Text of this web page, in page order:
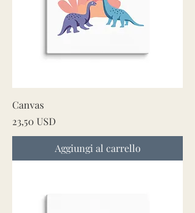
Canvas
Prezzo
23,50 USD
Aggiungi al carrello